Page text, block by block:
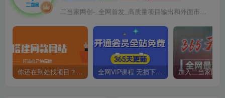
你还在到处找项目？还在当韭菜？我靠卖项目一个月收入5万+，曾经我也是个失败者。 全网VIP课程 无损下载~